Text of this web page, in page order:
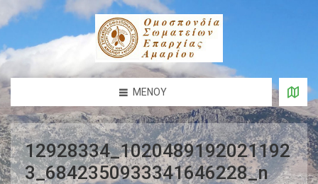
ΜΕΝΟΎ
12928334_1020489192021192
3_6842350933341646228_n